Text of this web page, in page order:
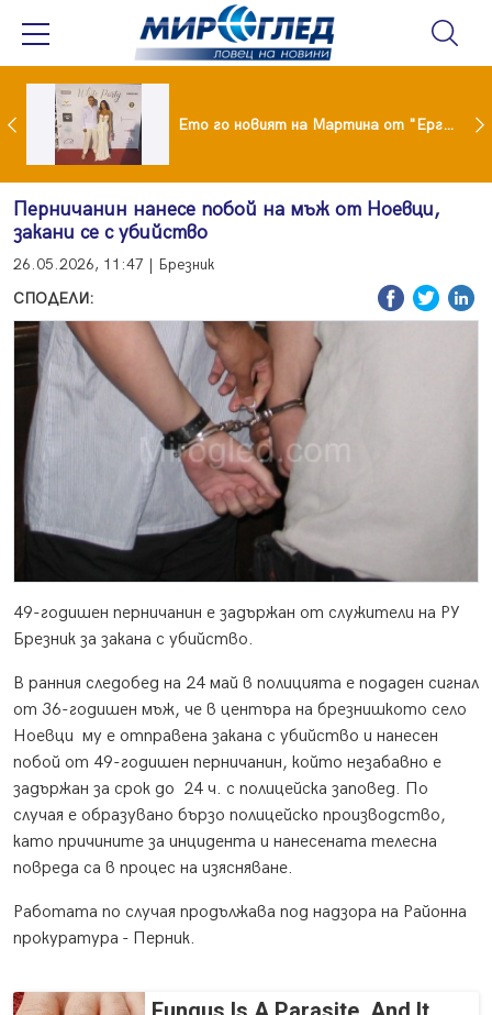
И Ники Кънчев се разведе тайно като Геро Ето го новият на Мартина от "Ергенът"
Перничанин нанесе побой на мъж от Ноевци,
закани се с убийство
26.05.2026, 11:47 | Брезник
СПОДЕЛИ:
49-годишен перничанин е задържан от служители на РУ
Брезник за закана с убийство.
В ранния следобед на 24 май в полицията е подаден сигнал
от 36-годишен мъж, че в центъра на брезнишкото село
Ноевци му е отправена закана с убийство и нанесен
побой от 49-годишен перничанин, който незабавно е
задържан за срок до 24 ч. с полицейска заповед. По
случая е образувано бързо полицейско производство,
като причините за инцидента и нанесената телесна
повреда са в процес на изясняване.
Работата по случая продължава под надзора на Районна
прокуратура - Перник.